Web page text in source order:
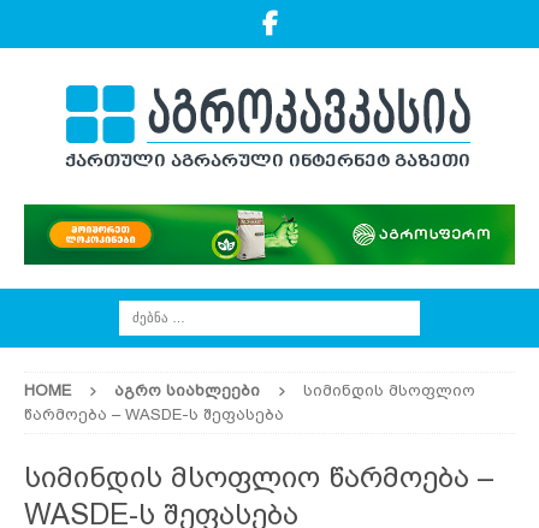
HOME ᲐᲒᲠᲝ ᲡᲘᲐᲮᲚᲔᲔᲑᲘ
სიმინდის მსოფლიო
წარმოება – WASDE-ს შეფასება
სიმინდის მსოფლიო წარმოება –
WASDE-ს შეფასება